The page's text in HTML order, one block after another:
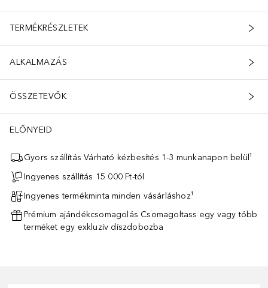
TERMÉKRÉSZLETEK
ALKALMAZÁS
ÖSSZETEVŐK
ELŐNYEID
Gyors szállítás Várható kézbesítés 1-3 munkanapon belül¹
Ingyenes szállítás 15 000 Ft-tól
Ingyenes termékminta minden vásárláshoz¹
Prémium ajándékcsomagolás Csomagoltass egy vagy több
terméket egy exkluzív díszdobozba